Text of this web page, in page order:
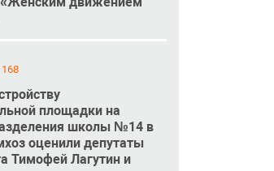
площадки на
школы №14 в
оценили депутаты
Тимофей Лагутин и